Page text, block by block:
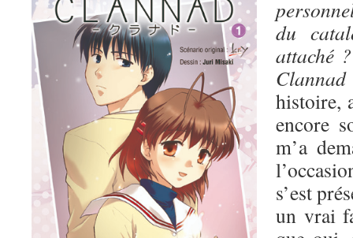
du
attaché ?
histoire,
encore
m’a
s’est
un vrai